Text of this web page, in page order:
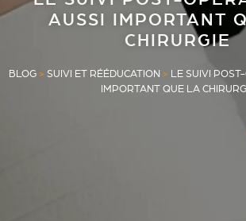
AUSSI IMPORTANT
CHIRURGIE
BLOG > SUIVI ET RÉÉDUCATION > LE SUIVI
IMPORTANT QUE LA